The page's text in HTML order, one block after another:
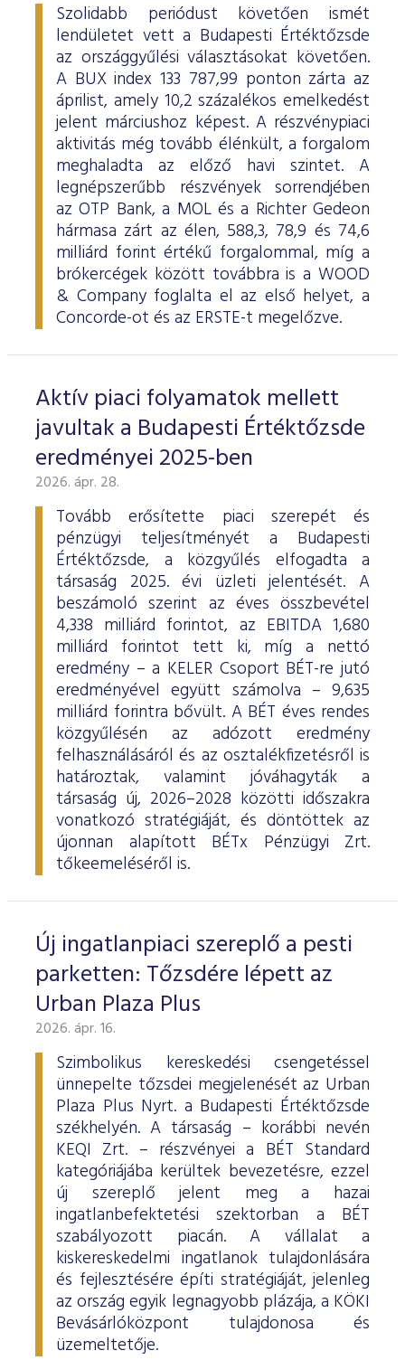
Szolidabb periódust követően ismét
lendületet vett a Budapesti Értéktőzsde
az országgyűlési választásokat követően.
A BUX index 133 787,99 ponton zárta az
áprilist, amely 10,2 százalékos emelkedést
jelent márciushoz képest. A részvénypiaci
aktivitás még tovább élénkült, a forgalom
meghaladta az előző havi szintet. A
legnépszerűbb részvények sorrendjében
az OTP Bank, a MOL és a Richter Gedeon
hármasa zárt az élen, 588,3, 78,9 és 74,6
milliárd forint értékű forgalommal, míg a
brókercégek között továbbra is a WOOD
& Company foglalta el az első helyet, a
Concorde-ot és az ERSTE-t megelőzve.
Aktív piaci folyamatok mellett
javultak a Budapesti Értéktőzsde
eredményei 2025-ben
2026. ápr. 28.
Tovább erősítette piaci szerepét és
pénzügyi teljesítményét a Budapesti
Értéktőzsde, a közgyűlés elfogadta a
társaság 2025. évi üzleti jelentését. A
beszámoló szerint az éves összbevétel
4,338 milliárd forintot, az EBITDA 1,680
milliárd forintot tett ki, míg a nettó
eredmény – a KELER Csoport BÉT-re jutó
eredményével együtt számolva – 9,635
milliárd forintra bővült. A BÉT éves rendes
közgyűlésén az adózott eredmény
felhasználásáról és az osztalékfizetésről is
határoztak, valamint jóváhagyták a
társaság új, 2026–2028 közötti időszakra
vonatkozó stratégiáját, és döntöttek az
újonnan alapított BÉTx Pénzügyi Zrt.
tőkeemeléséről is.
Új ingatlanpiaci szereplő a pesti
parketten: Tőzsdére lépett az
Urban Plaza Plus
2026. ápr. 16.
Szimbolikus kereskedési csengetéssel
ünnepelte tőzsdei megjelenését az Urban
Plaza Plus Nyrt. a Budapesti Értéktőzsde
székhelyén. A társaság – korábbi nevén
KEQI Zrt. – részvényei a BÉT Standard
kategóriájába kerültek bevezetésre, ezzel
új szereplő jelent meg a hazai
ingatlanbefektetési szektorban a BÉT
szabályozott piacán. A vállalat a
kiskereskedelmi ingatlanok tulajdonlására
és fejlesztésére építi stratégiáját, jelenleg
az ország egyik legnagyobb plázája, a KÖKI
Bevásárlóközpont tulajdonosa és
üzemeltetője.